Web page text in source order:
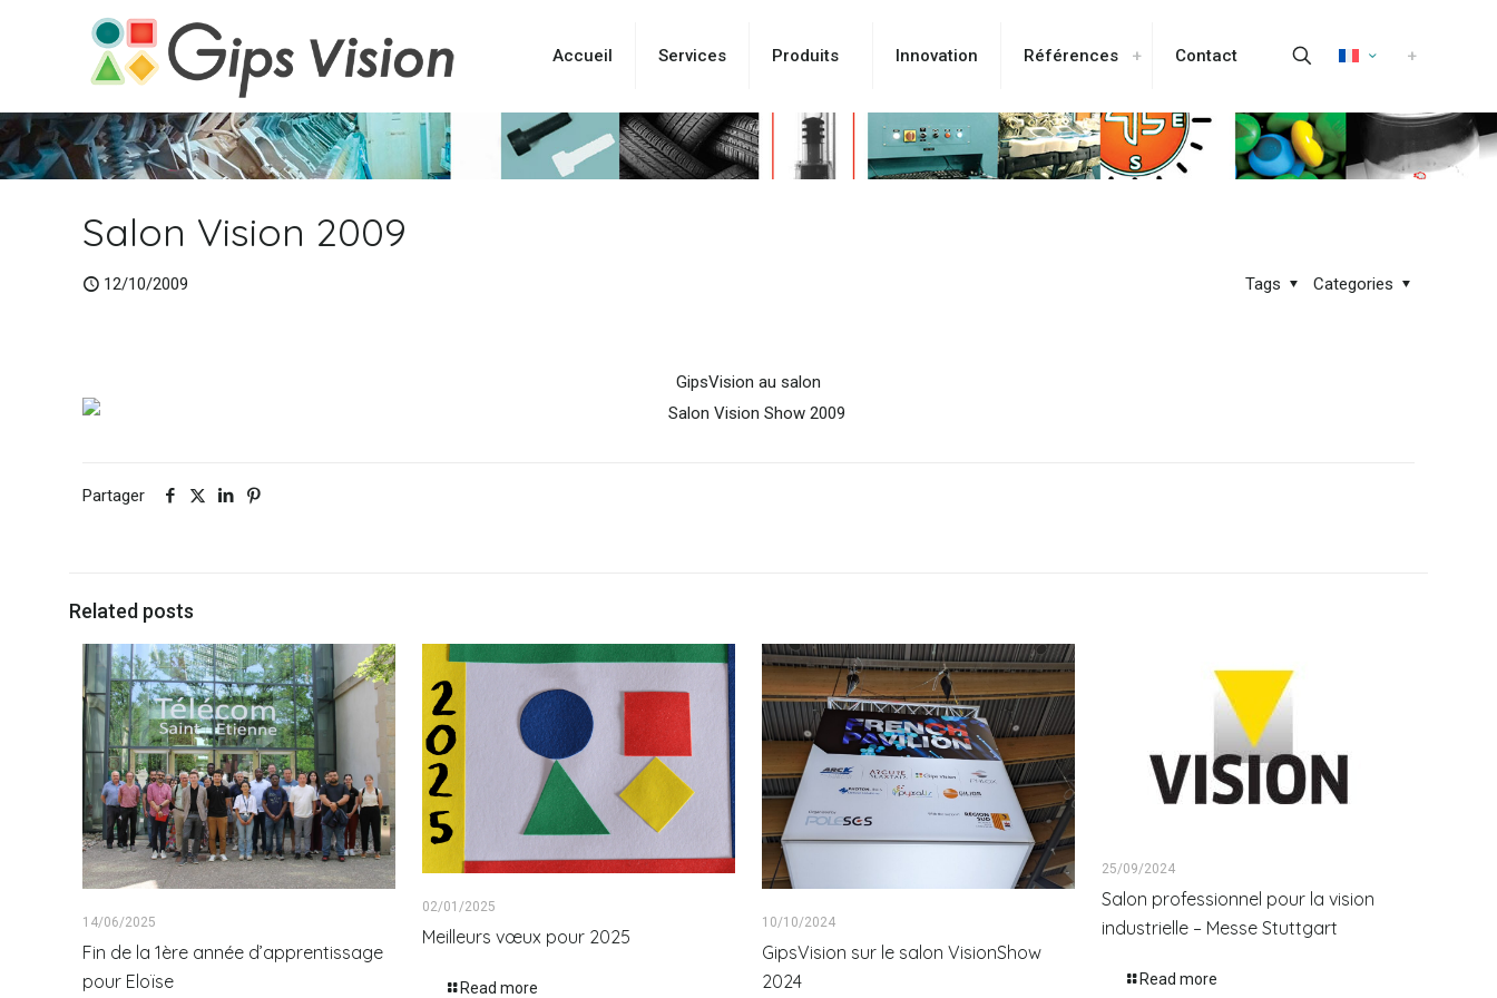
Accueil Services Produits Innovation Références Contact
Salon Vision 2009
12/10/2009 Categories
Tags
GipsVision au salon
Partager
Related posts
14/06/2025
Fin de la 1ère année d’apprentissage
pour Eloïse
02/01/2025
Meilleurs vœux pour 2025
Read more
10/10/2024
GipsVision sur le salon VisionShow
2024
25/09/2024
Salon professionnel pour la vision
industrielle – Messe Stuttgart
Read more